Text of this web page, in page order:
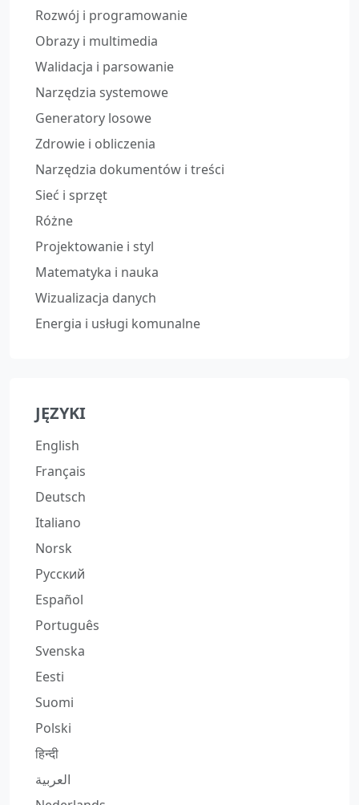
Rozwój i programowanie
Obrazy i multimedia
Walidacja i parsowanie
Narzędzia systemowe
Generatory losowe
Zdrowie i obliczenia
Narzędzia dokumentów i treści
Sieć i sprzęt
Różne
Projektowanie i styl
Matematyka i nauka
Wizualizacja danych
Energia i usługi komunalne
JĘZYKI
English
Français
Deutsch
Italiano
Norsk
Русский
Español
Português
Svenska
Eesti
Suomi
Polski
हिन्दी
العربية